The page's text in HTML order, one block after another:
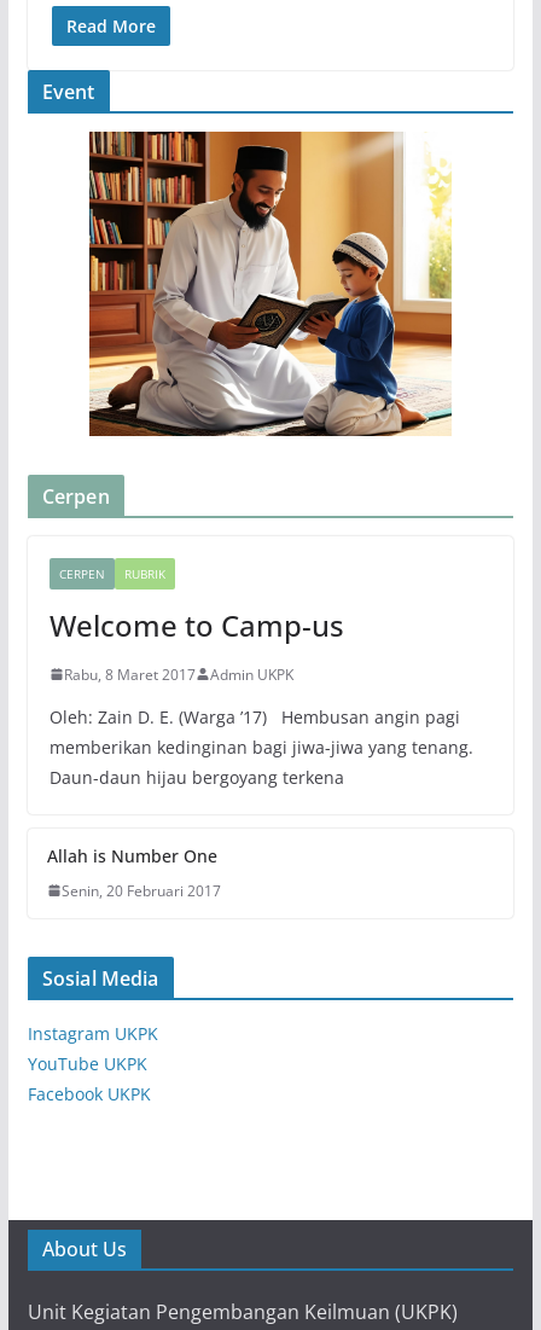
Read More
Event
Cerpen
CERPEN RUBRIK
Welcome to Camp-us
Rabu, 8 Maret 2017 Admin UKPK
Oleh: Zain D. E. (Warga ’17) Hembusan angin pagi
memberikan kedinginan bagi jiwa-jiwa yang tenang.
Daun-daun hijau bergoyang terkena
Allah is Number One
Senin, 20 Februari 2017
Sosial Media
Instagram UKPK
YouTube UKPK
Facebook UKPK
About Us
Unit Kegiatan Pengembangan Keilmuan (UKPK)